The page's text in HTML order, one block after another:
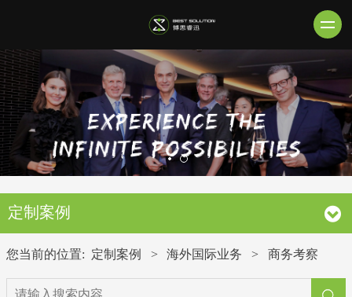
定制案例
您当前的位置: 定制案例 > 海外国际业务 > 商务考察